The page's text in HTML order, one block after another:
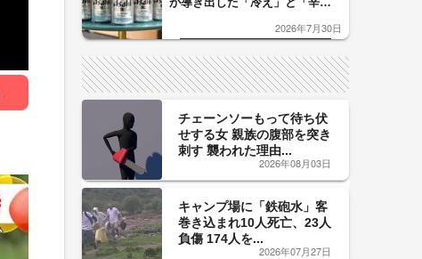
した「辛口カーブ」が飲み頃の
2026年7月30日
チェーンソーもって待ち伏
せする女 親族の腹部を突き
刺す 襲われた理由...
2026年08月03日
キャンプ場に「鉄砲水」客
巻き込まれ10人死亡、23人
負傷 174人を...
2026年07月27日